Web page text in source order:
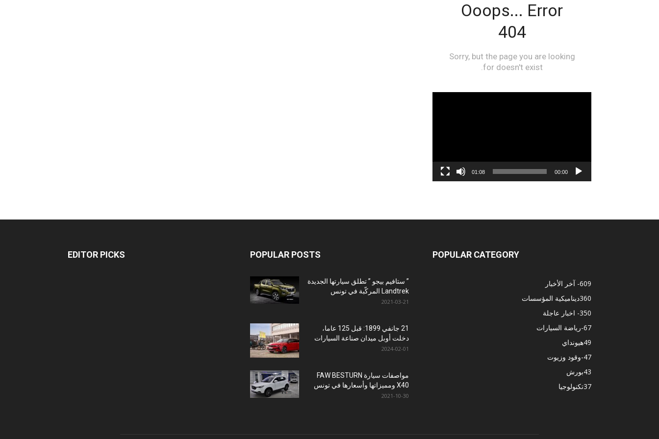
00:00
01:08
EDITOR PICKS POPULAR POSTS
” ستافيم بيجو ” تطلق سيارتها الجديدة
Landtrek المركّبة في تونس
2021-03-21
21 جانفي 1899: قبل 125 عاما،
دخلت أوبل ميدان صناعة السيارات
2024-02-01
مواصفات سيارة FAW BESTURN
X40 ومميزاتها وأسعارها في تونس
2021-10-30
POPULAR CATEGORY
- آخر الأخبار609
ديناميكية المؤسسات360
- اخبار عاجلة350
-رياضة السيارات67
هيونداي49
-وقود وزيوت47
بورش43
تكنولوجيا37